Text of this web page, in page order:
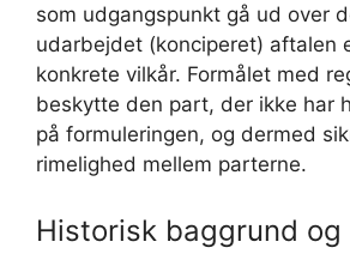
som udgangspunkt gå ud over
udarbejdet (konciperet) aftalen
konkrete vilkår. Formålet med
beskytte den part, der ikke har
på formuleringen, og dermed
rimelighed mellem parterne.
Historisk baggrund